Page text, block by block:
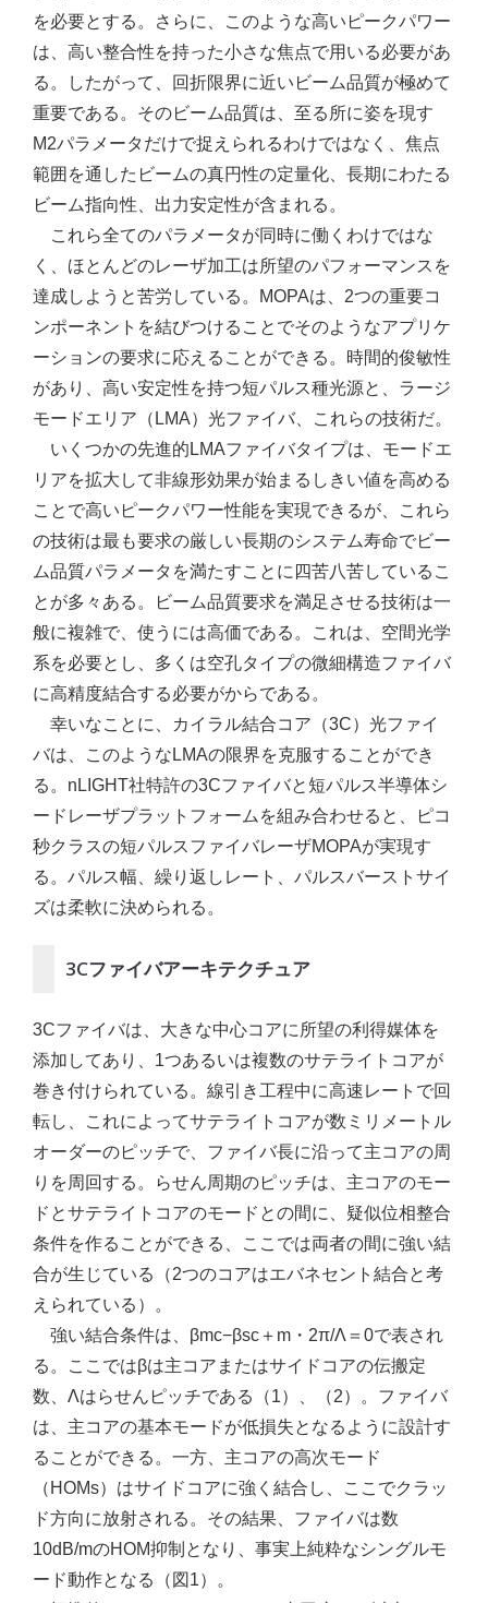
を必要とする。さらに、このような高いピークパワー
は、高い整合性を持った小さな焦点で用いる必要があ
る。したがって、回折限界に近いビーム品質が極めて
重要である。そのビーム品質は、至る所に姿を現す
M2パラメータだけで捉えられるわけではなく、焦点
範囲を通したビームの真円性の定量化、長期にわたる
ビーム指向性、出力安定性が含まれる。
これら全てのパラメータが同時に働くわけではな
く、ほとんどのレーザ加工は所望のパフォーマンスを
達成しようと苦労している。MOPAは、2つの重要コ
ンポーネントを結びつけることでそのようなアプリケ
ーションの要求に応えることができる。時間的俊敏性
があり、高い安定性を持つ短パルス種光源と、ラージ
モードエリア（LMA）光ファイバ、これらの技術だ。
いくつかの先進的LMAファイバタイプは、モードエ
リアを拡大して非線形効果が始まるしきい値を高める
ことで高いピークパワー性能を実現できるが、これら
の技術は最も要求の厳しい長期のシステム寿命でビー
ム品質パラメータを満たすことに四苦八苦しているこ
とが多々ある。ビーム品質要求を満足させる技術は一
般に複雑で、使うには高価である。これは、空間光学
系を必要とし、多くは空孔タイプの微細構造ファイバ
に高精度結合する必要がからである。
幸いなことに、カイラル結合コア（3C）光ファイ
バは、このようなLMAの限界を克服することができ
る。nLIGHT社特許の3Cファイバと短パルス半導体シ
ードレーザプラットフォームを組み合わせると、ピコ
秒クラスの短パルスファイバレーザMOPAが実現す
る。パルス幅、繰り返しレート、パルスバーストサイ
ズは柔軟に決められる。
3Cファイバアーキテクチュア
3Cファイバは、大きな中心コアに所望の利得媒体を
添加してあり、1つあるいは複数のサテライトコアが
巻き付けられている。線引き工程中に高速レートで回
転し、これによってサテライトコアが数ミリメートル
オーダーのピッチで、ファイバ長に沿って主コアの周
りを周回する。らせん周期のピッチは、主コアのモー
ドとサテライトコアのモードとの間に、疑似位相整合
条件を作ることができる、ここでは両者の間に強い結
合が生じている（2つのコアはエバネセント結合と考
えられている）。
強い結合条件は、βmc−βsc＋m・2π/Λ＝0で表され
る。ここではβは主コアまたはサイドコアの伝搬定
数、Λはらせんピッチである（1）、（2）。ファイバ
は、主コアの基本モードが低損失となるように設計す
ることができる。一方、主コアの高次モード
（HOMs）はサイドコアに強く結合し、ここでクラッ
ド方向に放射される。その結果、ファイバは数
10dB/mのHOM抑制となり、事実上純粋なシングルモ
ード動作となる（図1）。